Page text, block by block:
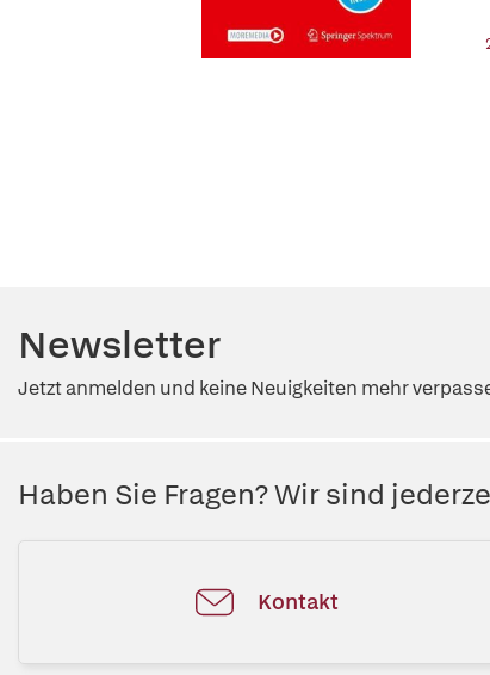
Newsletter
Jetzt anmelden und keine Neuigkeiten mehr
Haben Sie Fragen? Wir sind
Kontakt